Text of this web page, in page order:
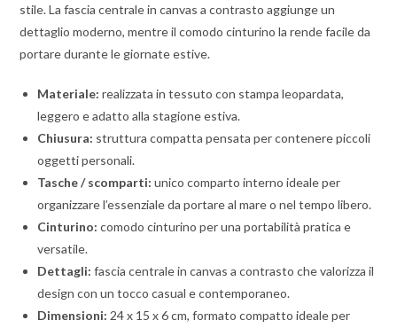
stile. La fascia centrale in canvas a contrasto aggiunge un
dettaglio moderno, mentre il comodo cinturino la rende facile da
portare durante le giornate estive.
Materiale: realizzata in tessuto con stampa leopardata,
leggero e adatto alla stagione estiva.
Chiusura: struttura compatta pensata per contenere piccoli
oggetti personali.
Tasche / scomparti: unico comparto interno ideale per
organizzare l’essenziale da portare al mare o nel tempo libero.
Cinturino: comodo cinturino per una portabilità pratica e
versatile.
Dettagli: fascia centrale in canvas a contrasto che valorizza il
design con un tocco casual e contemporaneo.
Dimensioni: 24 x 15 x 6 cm, formato compatto ideale per